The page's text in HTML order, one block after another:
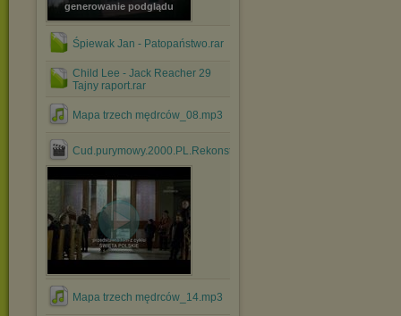
generowanie podglądu
Śpiewak Jan - Patopaństwo.rar
Child Lee - Jack Reacher 29
Tajny raport.rar
Mapa trzech mędrców_08.mp3
Mapa trzech mędrców_14.mp3